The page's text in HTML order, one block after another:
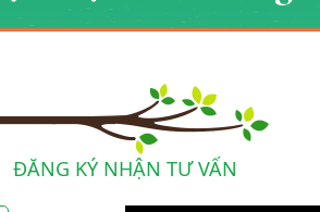
ĐĂNG KÝ NHẬN TƯ VẤN